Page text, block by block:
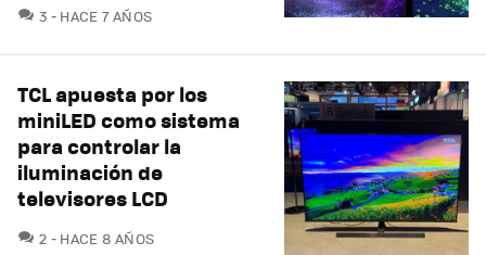
3 COMENTARIOS
HACE 7 AÑOS
TCL apuesta por los
miniLED como sistema
para controlar la
iluminación de
televisores LCD
2 COMENTARIOS
HACE 8 AÑOS